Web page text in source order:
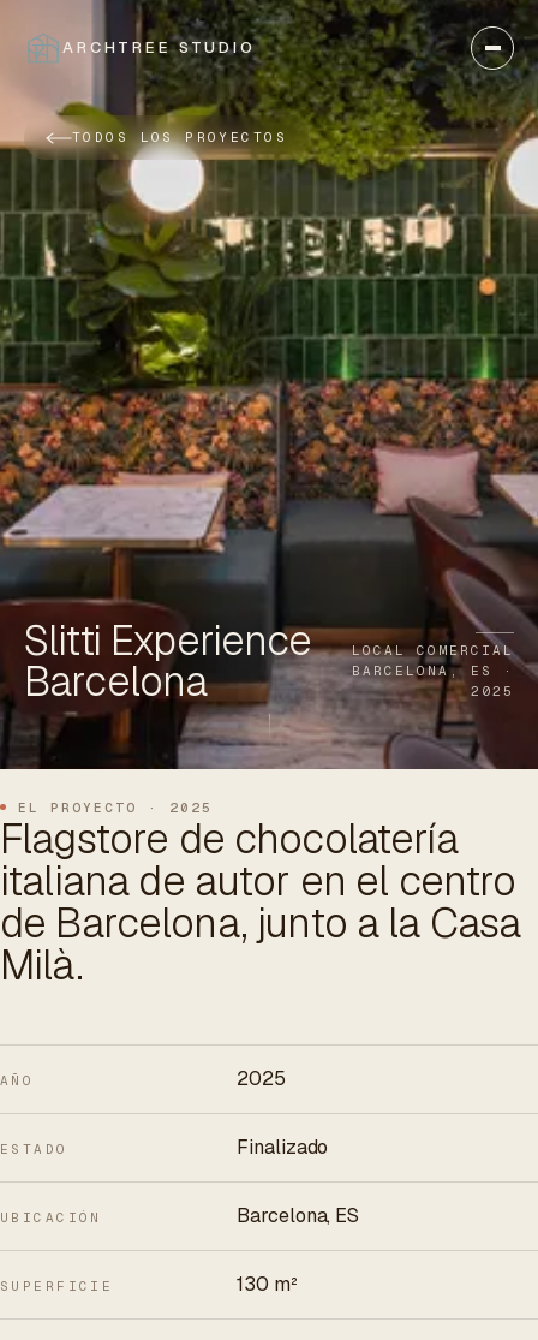
ARCHTREE STUDIO
CERRAR
ES/EN/RU
ARCHTREE
STUDIO
BARCELONA
Slitti Experience
Barcelona
LOCAL COMERCIAL
BARCELONA, ES ·
2025
TODOS LOS PROYECTOS
EL PROYECTO · 2025
Flagstore de chocolatería
italiana de autor en el centro
de Barcelona, junto a la Casa
Milà.
AÑO 2025
ESTADO Finalizado
UBICACIÓN Barcelona, ES
SUPERFICIE 130 m²